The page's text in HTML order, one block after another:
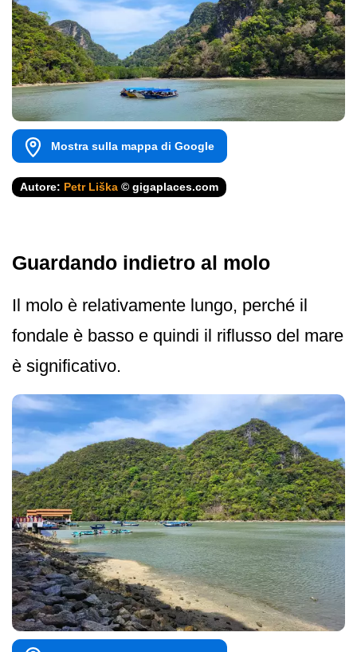
Mostra sulla mappa di Google
Autore: Petr Liška © gigaplaces.com
Guardando indietro al molo
Il molo è relativamente lungo, perché il
fondale è basso e quindi il riflusso del mare
è significativo.